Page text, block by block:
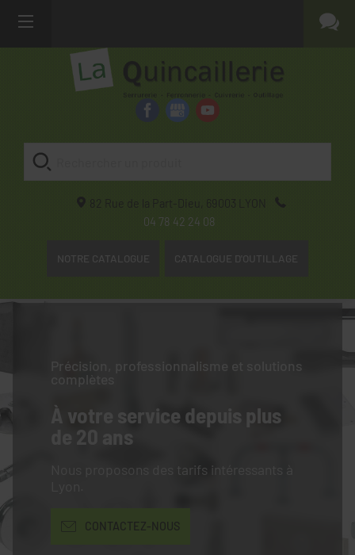
82 Rue de la Part-Dieu, 69003
LYON
04 78 42 24 08
NOTRE CATALOGUE CATALOGUE D'OUTILLAGE
Précision, professionnalisme et solutions
complètes
À votre service depuis plus
de 20 ans
Nous proposons des tarifs intéressants à
CONTACTEZ-NOUS